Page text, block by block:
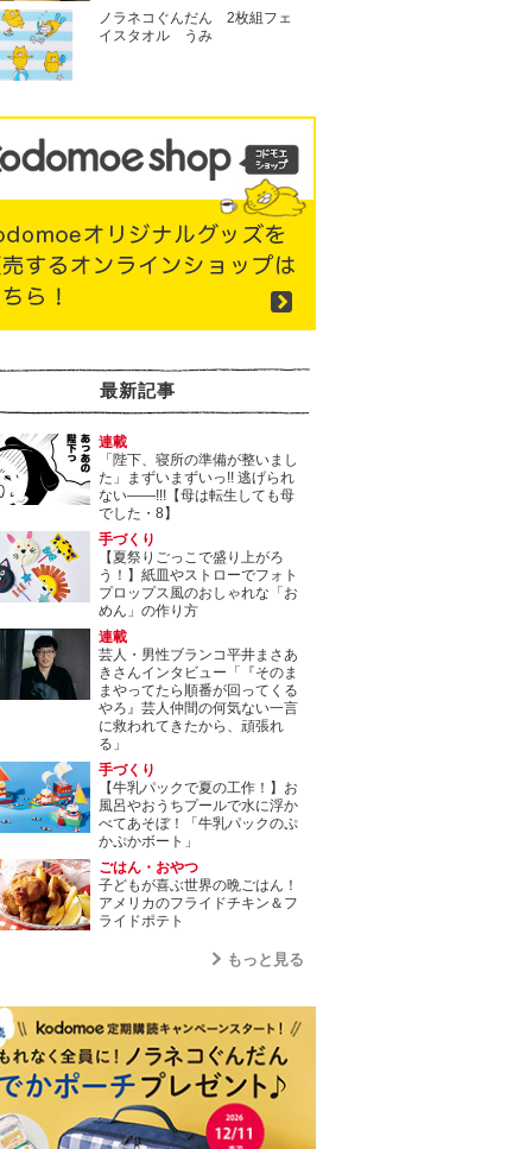
ノラネコぐんだん 2枚組フェ
イスタオル うみ
最新記事
連載
「陛下、寝所の準備が整いまし
た」まずいまずいっ!! 逃げられ
ない――!!!【母は転生しても母
でした・8】
手づくり
【夏祭りごっこで盛り上がろ
う！】紙皿やストローでフォト
プロップス風のおしゃれな「お
めん」の作り方
連載
芸人・男性ブランコ平井まさあ
きさんインタビュー「『そのま
まやってたら順番が回ってくる
やろ』芸人仲間の何気ない一言
に救われてきたから、頑張れ
る」
手づくり
【牛乳パックで夏の工作！】お
風呂やおうちプールで水に浮か
べてあそぼ！「牛乳パックのぷ
かぷかボート」
ごはん・おやつ
子どもが喜ぶ世界の晩ごはん！
アメリカのフライドチキン＆フ
ライドポテト
もっと見る